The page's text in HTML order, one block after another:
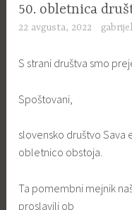
50. obletnica
22 avgusta, 2022
S strani društva smo
Spoštovani,
slovensko društvo Sava
obletnico obstoja.
Ta pomembni mejnik
proslavili ob